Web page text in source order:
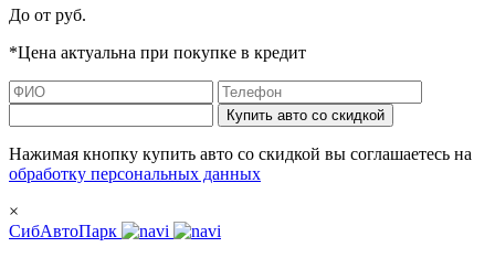
До от руб.
*Цена актуальна при покупке в кредит
Купить авто со скидкой
Нажимая кнопку купить авто со скидкой вы соглашаетесь на
обработку персональных данных
×
СибАвтоПарк